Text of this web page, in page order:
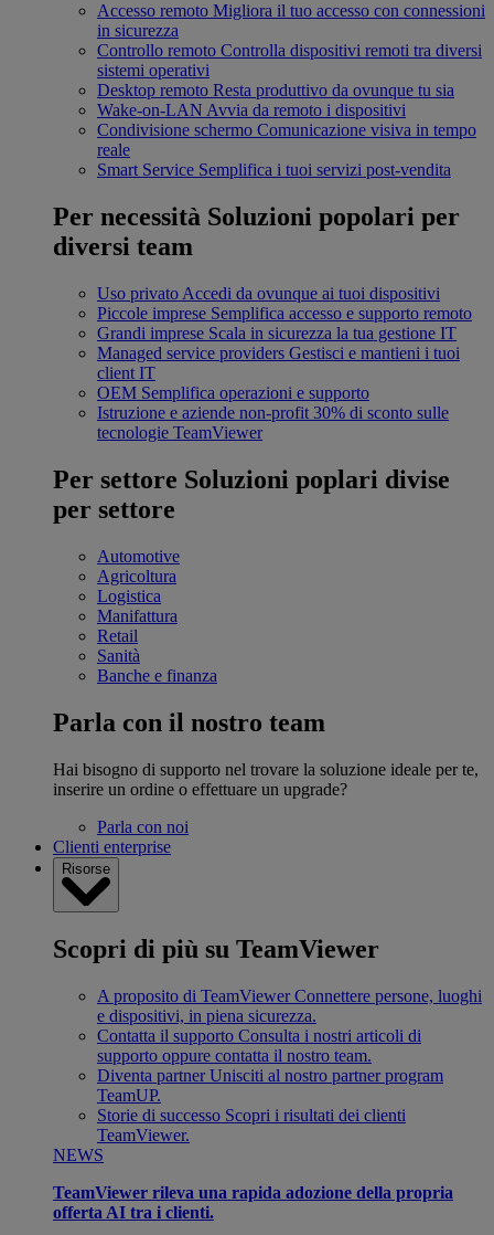
Accesso remoto Migliora il tuo accesso con connessioni
in sicurezza
Controllo remoto Controlla dispositivi remoti tra diversi
sistemi operativi
Desktop remoto Resta produttivo da ovunque tu sia
Wake-on-LAN Avvia da remoto i dispositivi
Condivisione schermo Comunicazione visiva in tempo
reale
Smart Service Semplifica i tuoi servizi post-vendita
Per necessità Soluzioni popolari per
diversi team
Uso privato Accedi da ovunque ai tuoi dispositivi
Piccole imprese Semplifica accesso e supporto remoto
Grandi imprese Scala in sicurezza la tua gestione IT
Managed service providers Gestisci e mantieni i tuoi
client IT
OEM Semplifica operazioni e supporto
Istruzione e aziende non-profit 30% di sconto sulle
tecnologie TeamViewer
Per settore Soluzioni poplari divise
per settore
Automotive
Agricoltura
Logistica
Manifattura
Retail
Sanità
Banche e finanza
Parla con il nostro team
Hai bisogno di supporto nel trovare la soluzione ideale per te,
inserire un ordine o effettuare un upgrade?
Parla con noi
Clienti enterprise
Risorse
Scopri di più su TeamViewer
A proposito di TeamViewer Connettere persone, luoghi
e dispositivi, in piena sicurezza.
Contatta il supporto Consulta i nostri articoli di
supporto oppure contatta il nostro team.
Diventa partner Unisciti al nostro partner program
TeamUP.
Storie di successo Scopri i risultati dei clienti
TeamViewer.
NEWS
TeamViewer rileva una rapida adozione della propria
offerta AI tra i clienti.